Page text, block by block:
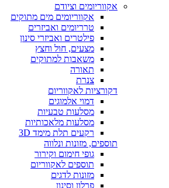
אקווריומים וציודם
אקווריומים מים מתוקים
טרריומים ואביזרים
פילטרים ואביזרי סינון
מצעים, חול וחצץ
משאבות למתוקים
תאורה
צנרת
דקורציות לאקווריום
דמוי אלמוגים
מסלעות טבעיות
מסלעות מלאכותיות
רקעים תלת מימד 3D
תוספים, מזונות ונלווה
גופי חימום וקירור
תוספים לאקווריום
מזונות לדגים
פרלון וסינון